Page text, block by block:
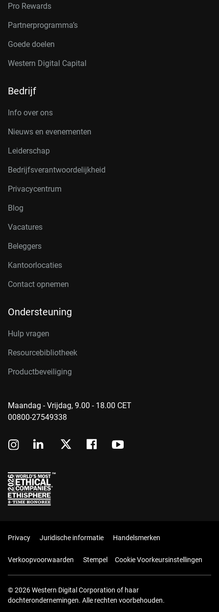
Pro Rewards
Partnerprogramma’s
Goede doelen
Western Digital Capital
Bedrijf
Info over ons
Nieuws en evenementen
Leiderschap
Bedrijfsverantwoordelijkheid
Privacycentrum
Blog
Vacatures
Beleggers
Kantoorlocaties
Contact opnemen
Ondersteuning
Hulp vragen
Resourcebibliotheek
Productbeveiliging
Maandag - Vrijdag, 9.00 - 18.00 CET
00800-27549338
Privacy Juridische informatie Handelsmerken
Verkoopvoorwaarden Stempel Cookie Voorkeursinstellingen
© 2026 Western Digital Corporation of haar
dochterondernemingen. Alle rechten voorbehouden.